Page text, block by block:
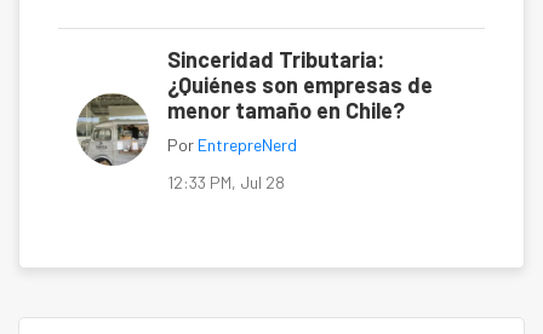
Sinceridad Tributaria:
¿Quiénes son empresas de
menor tamaño en Chile?
Por EntrepreNerd
12:33 PM, Jul 28